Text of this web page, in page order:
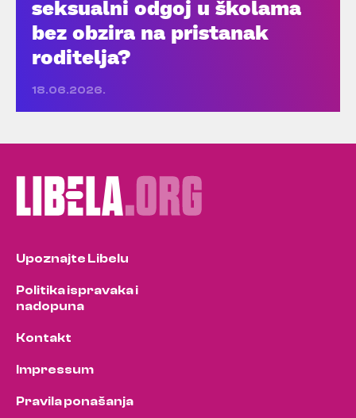
seksualni odgoj u školama
bez obzira na pristanak
roditelja?
18.06.2026.
Upoznajte Libelu
Politika ispravaka i
nadopuna
Kontakt
Impressum
Pravila ponašanja